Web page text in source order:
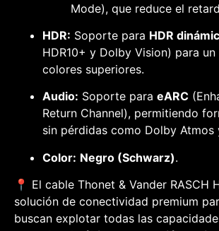
Mode), que reduce el
HDR: Soporte para HDR
HDR10+ y Dolby Vision) para
colores superiores.
Audio: Soporte para eARC
Return Channel), permitiendo
sin pérdidas como Dolby Atmos
Color: Negro (Schwarz).
📍 El cable Thonet & Vander RASCH
solución de conectividad premium
buscan explotar todas las